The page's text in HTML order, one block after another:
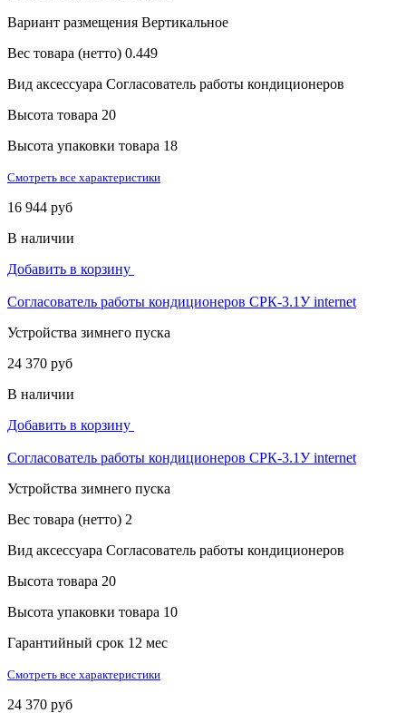
Вариант размещения Вертикальное
Вес товара (нетто) 0.449
Вид аксессуара Согласователь работы кондиционеров
Высота товара 20
Высота упаковки товара 18
Смотреть все характеристики
16 944 руб
В наличии
Добавить в корзину
Согласователь работы кондиционеров СРК-3.1У internet
Устройства зимнего пуска
24 370 руб
В наличии
Добавить в корзину
Согласователь работы кондиционеров СРК-3.1У internet
Устройства зимнего пуска
Вес товара (нетто) 2
Вид аксессуара Согласователь работы кондиционеров
Высота товара 20
Высота упаковки товара 10
Гарантийный срок 12 мес
Смотреть все характеристики
24 370 руб